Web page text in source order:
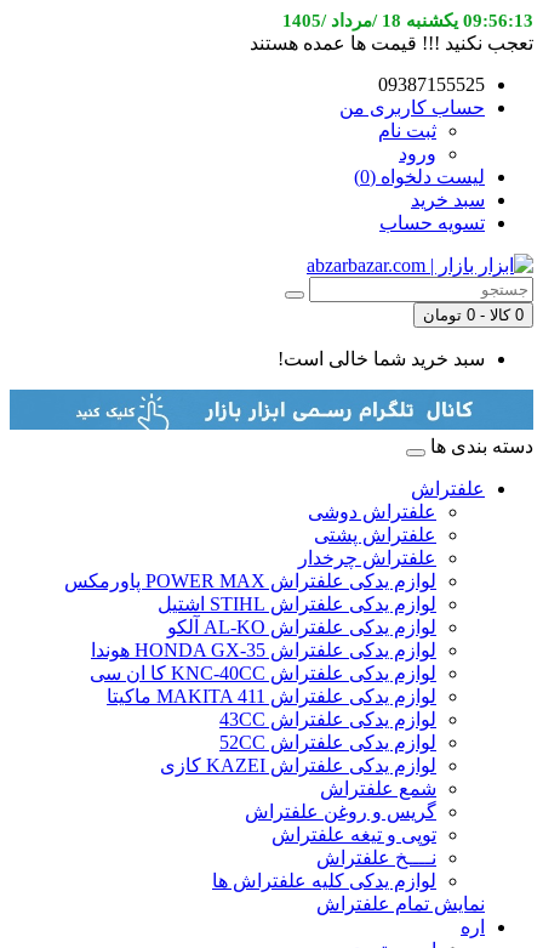
09:56:13 یکشنبه 18 /مرداد /1405
تعجب نکنید !!! قیمت ها عمده هستند
09387155525
حساب کاربری من
ثبت نام
ورود
لیست دلخواه (0)
سبد خرید
تسویه حساب
0 کالا - 0 تومان
سبد خرید شما خالی است!
دسته بندی ها
علفتراش
علفتراش دوشی
علفتراش پشتی
علفتراش چرخدار
لوازم یدکی علفتراش POWER MAX پاورمکس
لوازم یدکی علفتراش STIHL اشتیل
لوازم یدکی علفتراش AL-KO آلکو
لوازم یدکی علفتراش HONDA GX-35 هوندا
لوازم یدکی علفتراش KNC-40CC کا ان سی
لوازم یدکی علفتراش MAKITA 411 ماکیتا
لوازم یدکی علفتراش 43CC
لوازم یدکی علفتراش 52CC
لوازم یدکی علفتراش KAZEI کازی
شمع علفتراش
گریس و روغن علفتراش
توپی و تیغه علفتراش
نــــخ علفتراش
لوازم یدکی کلیه علفتراش ها
نمایش تمام علفتراش
اره